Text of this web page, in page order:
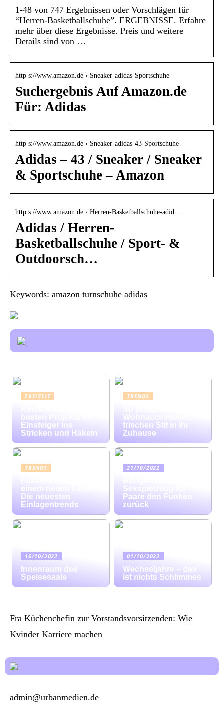
1-48 von 747 Ergebnissen oder Vorschlägen für
“Herren-Basketballschuhe”. ERGEBNISSE. Erfahre
mehr über diese Ergebnisse. Preis und weitere
Details sind von …
http s://www.amazon.de › Sneaker-adidas-Sportschuhe
Suchergebnis Auf Amazon.de
Für: Adidas
http s://www.amazon.de › Sneaker-adidas-43-Sportschuhe
Adidas – 43 / Sneaker / Sneaker
& Sportschuhe – Amazon
http s://www.amazon.de › Herren-Basketballschuhe-adid…
Adidas / Herren-
Basketballschuhe / Sport- &
Outdoorsch…
Keywords: amazon turnschuhe adidas
FREIZEIT
besten Projekte für
Einsteiger ins
Stricken und Häkeln
TRENDS
Wohnaccessoires
frischen Stil in Ihr
Zuhause
TRENDS
einem neuen Level:
Die neuesten
Einlagentrends
21/10/2022
Sexspielzeug für
Paare den Funken
zurück
16/10/2022
Innenraum des
Speisesaals
01/10/2022
Wechseljahre – das
ist nichts Schlimmes
Fra Küchenchefin zur Vorstandsvorsitzenden: Wie
Kvinder Karriere machen
admin@urbanmedien.de